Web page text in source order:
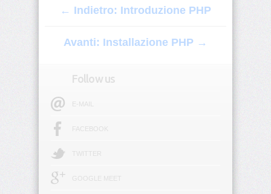
$_POST)
PHP:
dati
PHP:
← Indietro: Introduzione PHP
Avanti: Installazione PHP →
Follow us
E-MAIL
FACEBOOK
TWITTER
GOOGLE MEET